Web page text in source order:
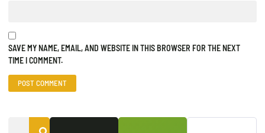
SAVE MY NAME, EMAIL, AND WEBSITE IN THIS BROWSER FOR THE NEXT
TIME I COMMENT.